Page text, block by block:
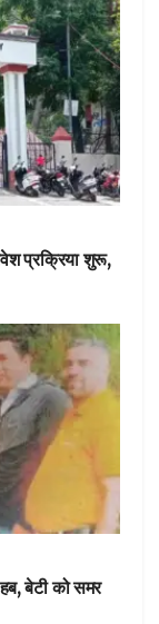
प्रक्रिया शुरू,
बेटी को समर